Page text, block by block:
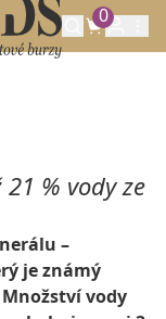
0
% vody ze
–
je známý
vody